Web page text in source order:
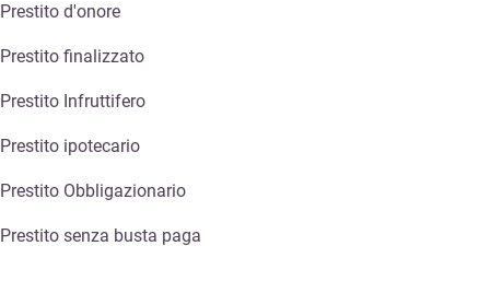
Prestito d'onore
Prestito finalizzato
Prestito Infruttifero
Prestito ipotecario
Prestito Obbligazionario
Prestito senza busta paga